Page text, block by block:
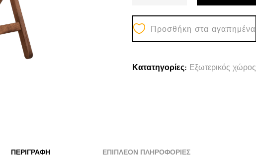
ΣΚΗΝΟΘΕΤH
ΛΗΜΝΟΣ
60Χ80
ΟΞΙΑ
Προσθήκη στα αγαπημένα
Κατατηγορίες: Εξωτερικός χώρος
ΠΕΡΙΓΡΑΦΉ ΕΠΙΠΛΈΟΝ ΠΛΗΡΟΦΟΡΊΕΣ